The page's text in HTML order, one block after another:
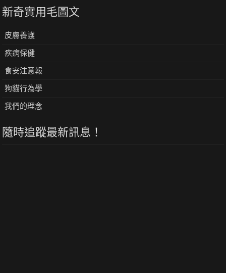
新奇實用毛圖文
皮膚養護
疾病保健
食安注意報
狗貓行為學
我們的理念
隨時追蹤最新訊息！